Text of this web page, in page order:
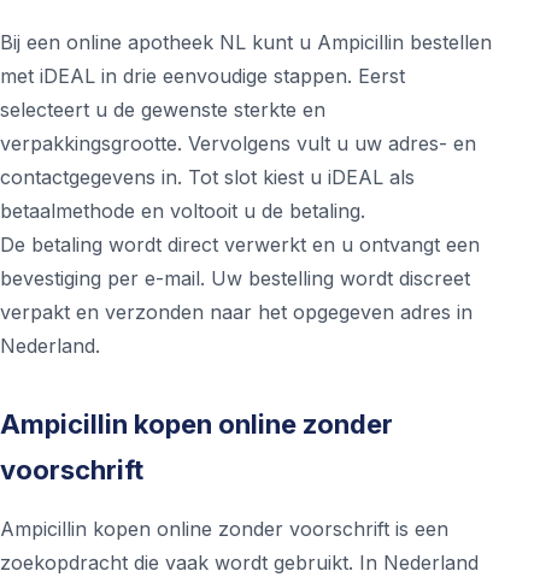
Bij een online apotheek NL kunt u Ampicillin bestellen
met iDEAL in drie eenvoudige stappen. Eerst
selecteert u de gewenste sterkte en
verpakkingsgrootte. Vervolgens vult u uw adres- en
contactgegevens in. Tot slot kiest u iDEAL als
betaalmethode en voltooit u de betaling.
De betaling wordt direct verwerkt en u ontvangt een
bevestiging per e-mail. Uw bestelling wordt discreet
verpakt en verzonden naar het opgegeven adres in
Nederland.
Ampicillin kopen online zonder
voorschrift
Ampicillin kopen online zonder voorschrift is een
zoekopdracht die vaak wordt gebruikt. In Nederland